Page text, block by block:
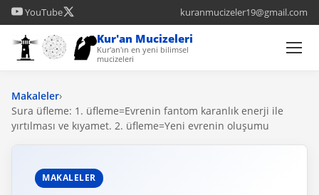
YouTube kuranmucizeler19@gmail.com
Kur'an Mucizeleri
Kur'an'ın en yeni bilimsel
mucizeleri
Makaleler›
Sura üfleme: 1. üfleme=Evrenin fantom karanlık enerji ile
yırtılması ve kıyamet. 2. üfleme=Yeni evrenin oluşumu
MAKALELER